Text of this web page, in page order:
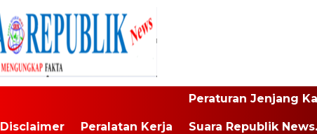
Disclaimer Peralatan Kerja
Peraturan Jenjang
Suara Republik